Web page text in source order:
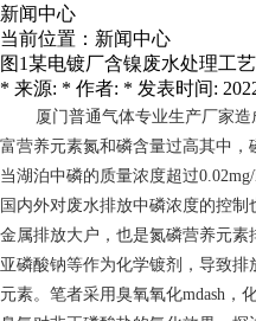
新闻中心
当前位置： 新闻中心
图1某电镀厂含镍废水处理工艺
* 来源: * 作者: * 发表时间:
厦门普通气体专业生产厂家造
富营养元素氮和磷含量过高其中，
当湖泊中磷的质量浓度超过
国内外对废水排放中磷浓度的控
金属排放大户，也是氮磷营养元
亚磷酸钠等作为化学镀剂，导致
元素。笔者采用臭氧氧化mdash，